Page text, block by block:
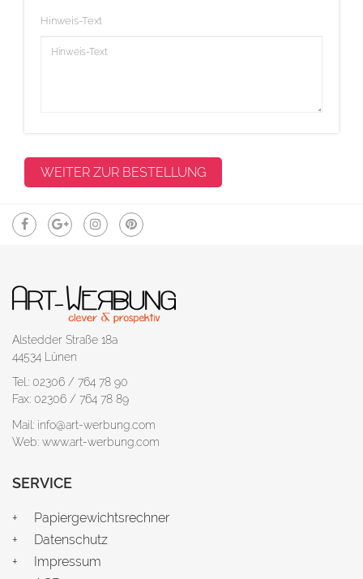
Hinweis-Text
Alstedder Straße 18a
44534 Lünen
Tel.: 02306 / 764 78 90
Fax: 02306 / 764 78 89
Mail: info@art-werbung.com
Web: www.art-werbung.com
SERVICE
Papiergewichtsrechner
Datenschutz
Impressum